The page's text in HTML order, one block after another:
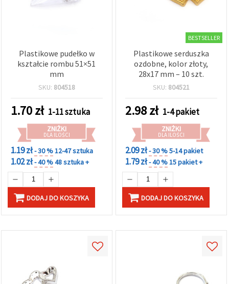
Plastikowe pudełko w
kształcie rombu 51×51
mm
SKU: 804518
1.70zł 1-11 sztuka
ZNIŻKI
DLA ILOŚCI
1.19 zł- 30 %12-47 sztuka
1.02 zł- 40 %48 sztuka +
DODAJ DO KOSZYKA
BESTSELLER
Plastikowe serduszka
ozdobne, kolor złoty,
28x17 mm – 10 szt.
SKU: 804521
2.98zł 1-4 pakiet
ZNIŻKI
DLA ILOŚCI
2.09 zł- 30 %5-14 pakiet
1.79 zł- 40 %15 pakiet +
DODAJ DO KOSZYKA